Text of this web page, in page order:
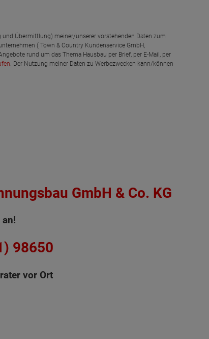
Übermittlung) meiner/unserer vorstehenden Daten zum
( Town & Country Kundenservice GmbH,
rund um das Thema Hausbau per Brief, per E-Mail, per
. Der Nutzung meiner Daten zu Werbezwecken kann/können
GmbH & Co. KG
98650
vor Ort